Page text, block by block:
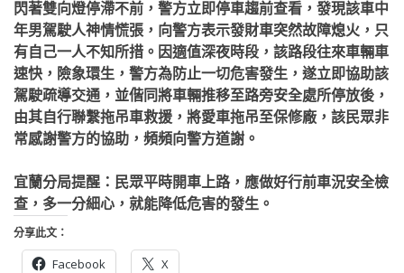
閃著雙向燈停滯不前，警方立即停車趨前查看，發現該車中
年男駕駛人神情慌張，向警方表示發財車突然故障熄火，只
有自己一人不知所措。因適值深夜時段，該路段往來車輛車
速快，險象環生，警方為防止一切危害發生，遂立即協助該
駕駛疏導交通，並偕同將車輛推移至路旁安全處所停放後，
由其自行聯繫拖吊車救援，將愛車拖吊至保修廠，該民眾非
常感謝警方的協助，頻頻向警方道謝。
宜蘭分局提醒：民眾平時開車上路，應做好行前車況安全檢
查，多一分細心，就能降低危害的發生。
分享此文：
Facebook X